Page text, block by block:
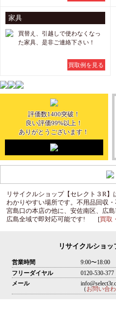
家具
買替え、引越しで使わなくなっ
た家具、是非ご連絡下さい！
買取例を見る
評価数1400突破！
良い評価99%以上！
ありがとうございます！
リサイクルショップ【セレクト３R
わかりやすい場所です。不用品回収
宮島口の本店の他に、安佐南区、広
広島全域で即対応可能です! [買取
リサイクルショ
営業時間
9:00〜18:00
フリーダイヤル
0120-530-377
メール
（ お問い合